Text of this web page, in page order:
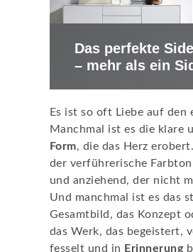
Das perfekte
– mehr als ein
Es ist so oft Liebe auf den
Manchmal ist es die klare
Form, die das Herz
der verführerische
und anziehend, der nicht
Und manchmal ist es das
Gesamtbild, das Konzept
das Werk, das begeistert,
fesselt und in Erinnerung